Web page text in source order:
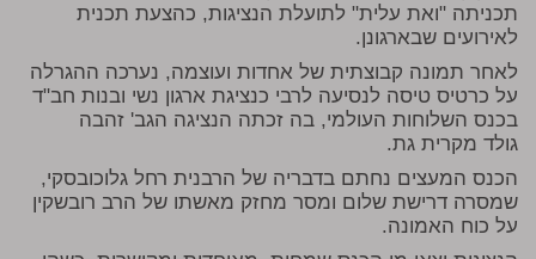
תכניתה "ואת עלית" לתועלת הנציגות, כהצעת תכנית
לאירועים שבארגונן.
לאחר תמונה קבוצתית של אחדות ועוצמה, נערכה ההגרלה
על כרטיס טיסה לנסיעה לרבי כנציגת ארגון נשי ובנות חב"ד
בכנס השלוחות העולמי, בה זכתה הנציגה הגב' זהבה
גולד מקרית גת.
הכנס המעצים נחתם בדבריה של הרבנית רחל גלוכובסקי,
שמסרה דרישת שלום ומסר מחזק מאשתו של הרב רובשקין
על כוח האמונה.